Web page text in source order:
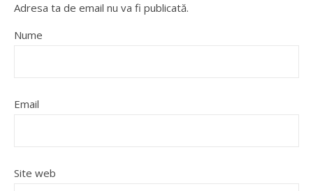
Adresa ta de email nu va fi publicată.
Nume
Email
Site web